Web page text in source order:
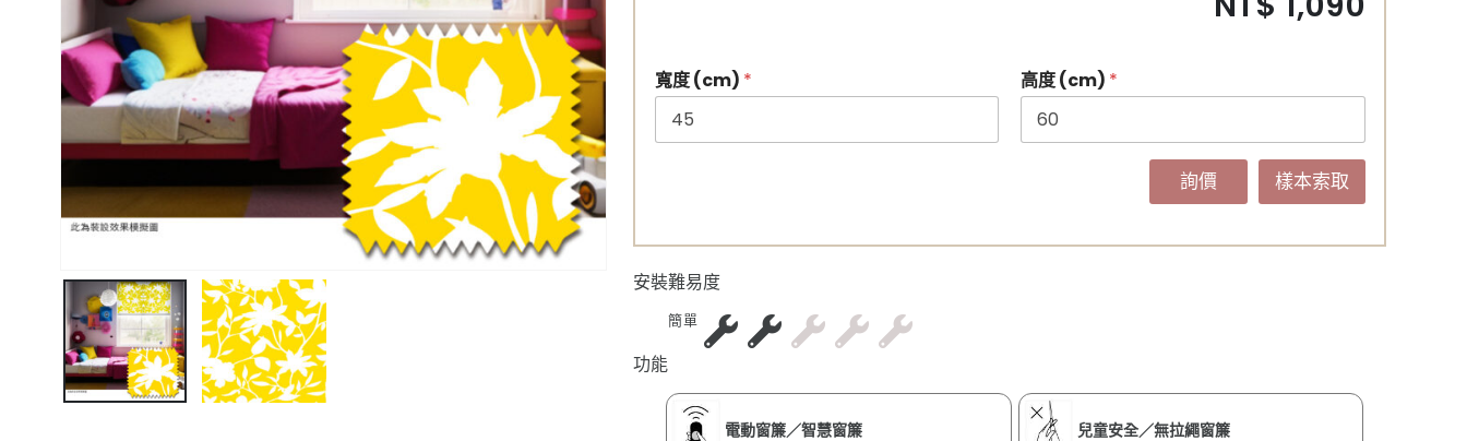
寬度 (cm) * 高度 (cm) *
詢價 樣本索取
安裝難易度
簡單
功能
電動窗簾／智慧窗簾 兒童安全／無拉繩窗簾